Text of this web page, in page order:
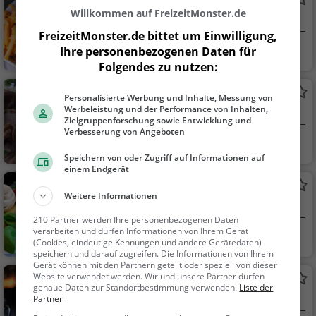
Burger-Restaurant in München
München
Restaurant, Bar, B
urger, Bier, Wein, Sna
Abendessen, Mittage
ssen, Vegan, Vegetari
Tai China Imbiss
Thailändisches Restaurant in München
ndisch, Asiatisch, Abe
München
Restaurant, Italie
nisch, Pizza, Europäis
ch, Mittagessen, Abe
ndessen, Vegetarisc
LIVE Sportsbar
Willkommen auf FreizeitMonster.de
FreizeitMonster.de bittet um Einwilligung,
Ihre personenbezogenen Daten für
Folgendes zu nutzen:
Personalisierte Werbung und Inhalte, Messung von
Werbeleistung und der Performance von Inhalten,
Zielgruppenforschung sowie Entwicklung und
Verbesserung von Angeboten
Speichern von oder Zugriff auf Informationen auf
einem Endgerät
Weitere Informationen
210 Partner werden Ihre personenbezogenen Daten
verarbeiten und dürfen Informationen von Ihrem Gerät
(Cookies, eindeutige Kennungen und andere Gerätedaten)
speichern und darauf zugreifen. Die Informationen von Ihrem
Gerät können mit den Partnern geteilt oder speziell von dieser
Website verwendet werden. Wir und unsere Partner dürfen
genaue Daten zur Standortbestimmung verwenden. Liste der
Partner